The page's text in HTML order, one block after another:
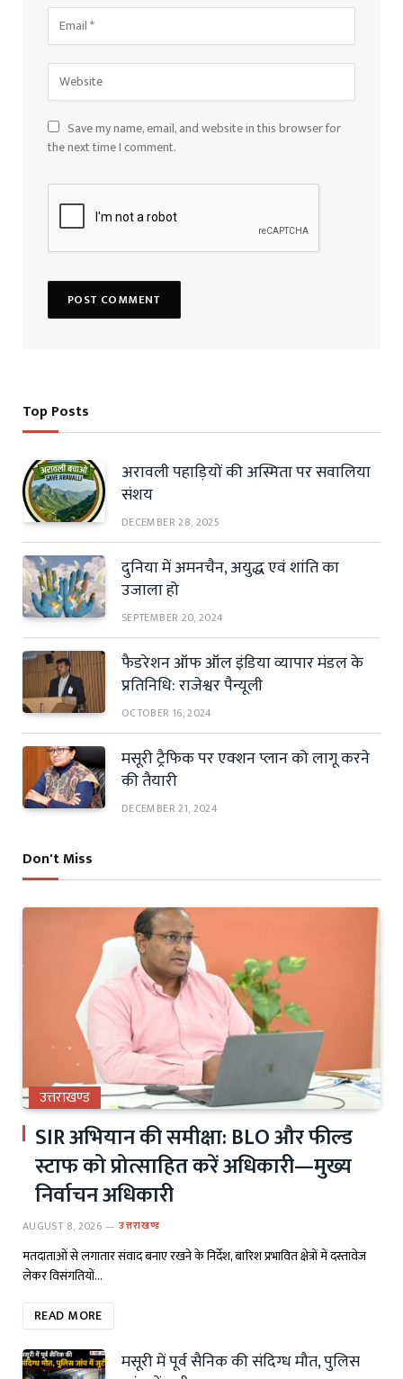
Save my name, email, and website in this browser for
the next time I comment.
Top Posts
अरावली पहाड़ियों की अस्मिता पर सवालिया
संशय
DECEMBER 28, 2025
दुनिया में अमनचैन, अयुद्ध एवं शांति का
उजाला हो
SEPTEMBER 20, 2024
फैडरेशन ऑफ ऑल इंडिया व्यापार मंडल के
प्रतिनिधि: राजेश्वर पैन्यूली
OCTOBER 16, 2024
मसूरी ट्रैफिक पर एक्शन प्लान को लागू करने
की तैयारी
DECEMBER 21, 2024
Don't Miss
उत्तराखण्ड
SIR अभियान की समीक्षा: BLO और फील्ड
स्टाफ को प्रोत्साहित करें अधिकारी—मुख्य
निर्वाचन अधिकारी
AUGUST 8, 2026 उत्तराखण्ड
मतदाताओं से लगातार संवाद बनाए रखने के निर्देश, बारिश प्रभावित क्षेत्रों में दस्तावेज
लेकर विसंगतियों…
READ MORE
मसूरी में पूर्व सैनिक की संदिग्ध मौत, पुलिस